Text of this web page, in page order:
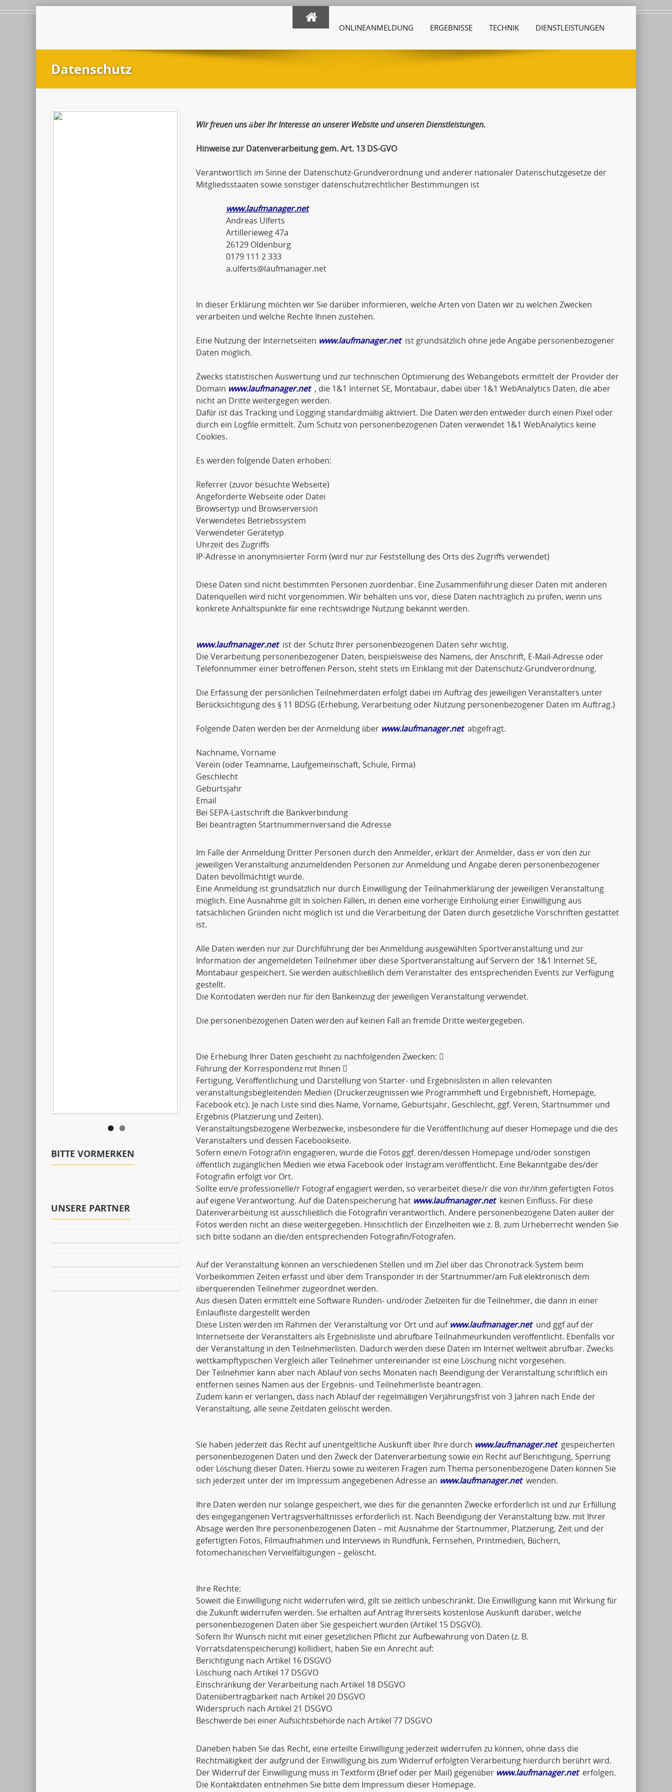
ONLINEANMELDUNG ERGEBNISSE TECHNIK DIENSTLEISTUNGEN
Datenschutz
BITTE VORMERKEN
UNSERE PARTNER
Wir freuen uns über Ihr Interesse an unserer Website und unseren Dienstleistungen.
Hinweise zur Datenverarbeitung gem. Art. 13 DS-GVO
Verantwortlich im Sinne der Datenschutz-Grundverordnung und anderer nationaler Datenschutzgesetze der
Mitgliedsstaaten sowie sonstiger datenschutzrechtlicher Bestimmungen ist
www.laufmanager.net
Andreas Ulferts
Artillerieweg 47a
26129 Oldenburg
0179 111 2 333
a.ulferts@laufmanager.net
In dieser Erklärung möchten wir Sie darüber informieren, welche Arten von Daten wir zu welchen Zwecken
verarbeiten und welche Rechte Ihnen zustehen.
Eine Nutzung der Internetseiten www.laufmanager.netist grundsätzlich ohne jede Angabe personenbezogener
Daten möglich.
Zwecks statistischen Auswertung und zur technischen Optimierung des Webangebots ermittelt der Provider der
Domain www.laufmanager.net, die 1&1 Internet SE, Montabaur, dabei über 1&1 WebAnalytics Daten, die aber
nicht an Dritte weitergegen werden.
Dafür ist das Tracking und Logging standardmäßig aktiviert. Die Daten werden entweder durch einen Pixel oder
durch ein Logfile ermittelt. Zum Schutz von personenbezogenen Daten verwendet 1&1 WebAnalytics keine
Cookies.
Es werden folgende Daten erhoben:
Referrer (zuvor besuchte Webseite)
Angeforderte Webseite oder Datei
Browsertyp und Browserversion
Verwendetes Betriebssystem
Verwendeter Gerätetyp
Uhrzeit des Zugriffs
IP-Adresse in anonymisierter Form (wird nur zur Feststellung des Orts des Zugriffs verwendet)
Diese Daten sind nicht bestimmten Personen zuordenbar. Eine Zusammenführung dieser Daten mit anderen
Datenquellen wird nicht vorgenommen. Wir behalten uns vor, diese Daten nachträglich zu prüfen, wenn uns
konkrete Anhaltspunkte für eine rechtswidrige Nutzung bekannt werden.
www.laufmanager.netist der Schutz Ihrer personenbezogenen Daten sehr wichtig.
Die Verarbeitung personenbezogener Daten, beispielsweise des Namens, der Anschrift, E-Mail-Adresse oder
Telefonnummer einer betroffenen Person, steht stets im Einklang mit der Datenschutz-Grundverordnung.
Die Erfassung der persönlichen Teilnehmerdaten erfolgt dabei im Auftrag des jeweiligen Veranstalters unter
Berücksichtigung des § 11 BDSG (Erhebung, Verarbeitung oder Nutzung personenbezogener Daten im Auftrag.)
Folgende Daten werden bei der Anmeldung über www.laufmanager.netabgefragt.
Nachname, Vorname
Verein (oder Teamname, Laufgemeinschaft, Schule, Firma)
Geschlecht
Geburtsjahr
Email
Bei SEPA-Lastschrift die Bankverbindung
Bei beantragten Startnummernversand die Adresse
Im Falle der Anmeldung Dritter Personen durch den Anmelder, erklärt der Anmelder, dass er von den zur
jeweiligen Veranstaltung anzumeldenden Personen zur Anmeldung und Angabe deren personenbezogener
Daten bevollmächtigt wurde.
Eine Anmeldung ist grundsätzlich nur durch Einwilligung der Teilnahmerklärung der jeweiligen Veranstaltung
möglich. Eine Ausnahme gilt in solchen Fällen, in denen eine vorherige Einholung einer Einwilligung aus
tatsächlichen Gründen nicht möglich ist und die Verarbeitung der Daten durch gesetzliche Vorschriften gestattet
ist.
Alle Daten werden nur zur Durchführung der bei Anmeldung ausgewählten Sportveranstaltung und zur
Information der angemeldeten Teilnehmer über diese Sportveranstaltung auf Servern der 1&1 Internet SE,
Montabaur gespeichert. Sie werden außschließlich dem Veranstalter des entsprechenden Events zur Verfügung
gestellt.
Die Kontodaten werden nur für den Bankeinzug der jeweiligen Veranstaltung verwendet.
Die personenbezogenen Daten werden auf keinen Fall an fremde Dritte weitergegeben.
Die Erhebung Ihrer Daten geschieht zu nachfolgenden Zwecken: 
Führung der Korrespondenz mit Ihnen 
Fertigung, Veröffentlichung und Darstellung von Starter- und Ergebnislisten in allen relevanten
veranstaltungsbegleitenden Medien (Druckerzeugnissen wie Programmheft und Ergebnisheft, Homepage,
Facebook etc). Je nach Liste sind dies Name, Vorname, Geburtsjahr, Geschlecht, ggf. Verein, Startnummer und
Ergebnis (Platzierung und Zeiten).
Veranstaltungsbezogene Werbezwecke, insbesondere für die Veröffentlichung auf dieser Homepage und die des
Veranstalters und dessen Facebookseite.
Sofern eine/n Fotograf/in engagieren, wurde die Fotos ggf. deren/dessen Homepage und/oder sonstigen
öffentlich zugänglichen Medien wie etwa Facebook oder Instagram veröffentlicht. Eine Bekanntgabe des/der
Fotografin erfolgt vor Ort.
Sollte ein/e professionelle/r Fotograf engagiert werden, so verarbeitet diese/r die von ihr/ihm gefertigten Fotos
auf eigene Verantwortung. Auf die Datenspeicherung hat www.laufmanager.netkeinen Einfluss. Für diese
Datenverarbeitung ist ausschließlich die Fotografin verantwortlich. Andere personenbezogene Daten außer der
Fotos werden nicht an diese weitergegeben. Hinsichtlich der Einzelheiten wie z. B. zum Urheberrecht wenden Sie
sich bitte sodann an die/den entsprechenden Fotografin/Fotografen.
Auf der Veranstaltung können an verschiedenen Stellen und im Ziel über das Chronotrack-System beim
Vorbeikommen Zeiten erfasst und über dem Transponder in der Startnummer/am Fuß elektronisch dem
überquerenden Teilnehmer zugeordnet werden.
Aus diesen Daten ermittelt eine Software Runden- und/oder Zielzeiten für die Teilnehmer, die dann in einer
Einlaufliste dargestellt werden
Diese Listen werden im Rahmen der Veranstaltung vor Ort und auf www.laufmanager.netund ggf auf der
Internetseite der Veranstalters als Ergebnisliste und abrufbare Teilnahmeurkunden veröffentlicht. Ebenfalls vor
der Veranstaltung in den Teilnehmerlisten. Dadurch werden diese Daten im Internet weltweit abrufbar. Zwecks
wettkampftypischen Vergleich aller Teilnehmer untereinander ist eine Löschung nicht vorgesehen.
Der Teilnehmer kann aber nach Ablauf von sechs Monaten nach Beendigung der Veranstaltung schriftlich ein
entfernen seines Namen aus der Ergebnis- und Teilnehmerliste beantragen.
Zudem kann er verlangen, dass nach Ablauf der regelmäßigen Verjährungsfrist von 3 Jahren nach Ende der
Veranstaltung, alle seine Zeitdaten gelöscht werden.
Sie haben jederzeit das Recht auf unentgeltliche Auskunft über Ihre durch www.laufmanager.netgespeicherten
personenbezogenen Daten und den Zweck der Datenverarbeitung sowie ein Recht auf Berichtigung, Sperrung
oder Löschung dieser Daten. Hierzu sowie zu weiteren Fragen zum Thema personenbezogene Daten können Sie
sich jederzeit unter der im Impressum angegebenen Adresse an www.laufmanager.netwenden.
Ihre Daten werden nur solange gespeichert, wie dies für die genannten Zwecke erforderlich ist und zur Erfüllung
des eingegangenen Vertragsverhältnisses erforderlich ist. Nach Beendigung der Veranstaltung bzw. mit Ihrer
Absage werden Ihre personenbezogenen Daten – mit Ausnahme der Startnummer, Platzierung, Zeit und der
gefertigten Fotos, Filmaufnahmen und Interviews in Rundfunk, Fernsehen, Printmedien, Büchern,
fotomechanischen Vervielfältigungen – gelöscht.
Ihre Rechte:
Soweit die Einwilligung nicht widerrufen wird, gilt sie zeitlich unbeschränkt. Die Einwilligung kann mit Wirkung für
die Zukunft widerrufen werden. Sie erhalten auf Antrag Ihrerseits kostenlose Auskunft darüber, welche
personenbezogenen Daten über Sie gespeichert wurden (Artikel 15 DSGVO).
Sofern Ihr Wunsch nicht mit einer gesetzlichen Pflicht zur Aufbewahrung von Daten (z. B.
Vorratsdatenspeicherung) kollidiert, haben Sie ein Anrecht auf:
Berichtigung nach Artikel 16 DSGVO
Löschung nach Artikel 17 DSGVO
Einschränkung der Verarbeitung nach Artikel 18 DSGVO
Datenübertragbarkeit nach Artikel 20 DSGVO
Widerspruch nach Artikel 21 DSGVO
Beschwerde bei einer Aufsichtsbehörde nach Artikel 77 DSGVO
Daneben haben Sie das Recht, eine erteilte Einwilligung jederzeit widerrufen zu können, ohne dass die
Rechtmäßigkeit der aufgrund der Einwilligung bis zum Widerruf erfolgten Verarbeitung hierdurch berührt wird.
Der Widerruf der Einwilligung muss in Textform (Brief oder per Mail) gegenüber www.laufmanager.neterfolgen.
Die Kontaktdaten entnehmen Sie bitte dem Impressum dieser Homepage.